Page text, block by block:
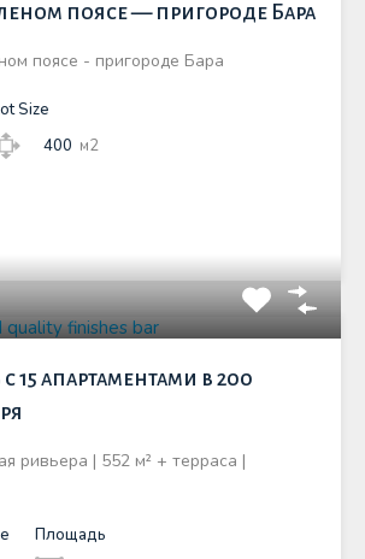
поясе — пригороде Бара
поясе - пригороде Бара
Size
400 м2
15 апартаментами в 200
ривьера | 552 м² + терраса |
Площадь